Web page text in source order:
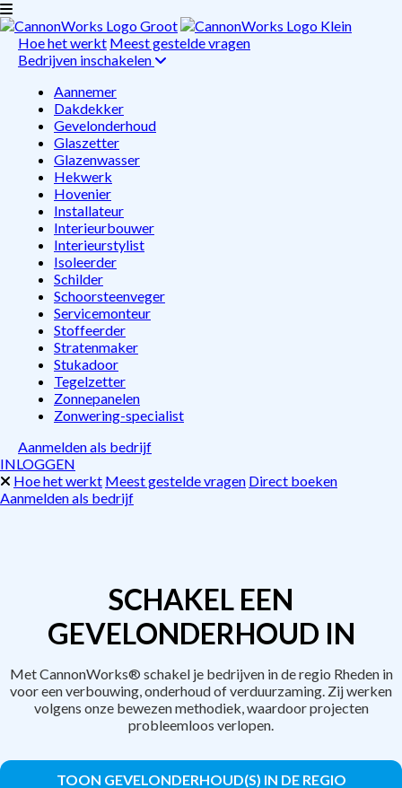
Hoe het werkt Meest gestelde vragen
Bedrijven inschakelen
Aannemer
Dakdekker
Gevelonderhoud
Glaszetter
Glazenwasser
Hekwerk
Hovenier
Installateur
Interieurbouwer
Interieurstylist
Isoleerder
Schilder
Schoorsteenveger
Servicemonteur
Stoffeerder
Stratenmaker
Stukadoor
Tegelzetter
Zonnepanelen
Zonwering-specialist
Aanmelden als bedrijf
INLOGGEN
Hoe het werkt Meest gestelde vragen Direct boeken
Aanmelden als bedrijf
SCHAKEL EEN
GEVELONDERHOUD IN
Met CannonWorks® schakel je bedrijven in de regio Rheden in
voor een verbouwing, onderhoud of verduurzaming. Zij werken
volgens onze bewezen methodiek, waardoor projecten
probleemloos verlopen.
TOON GEVELONDERHOUD(S) IN DE REGIO